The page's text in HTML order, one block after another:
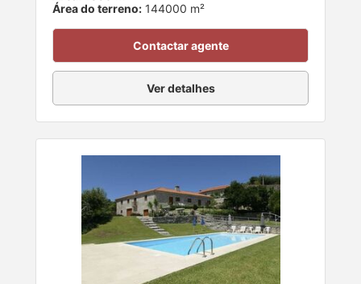
Área do terreno: 144000 m²
Contactar agente
Ver detalhes